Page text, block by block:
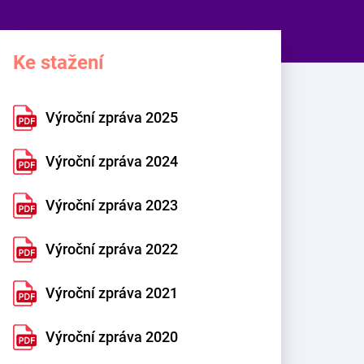
Ke stažení
Výroční zpráva 2025
Výroční zpráva 2024
Výroční zpráva 2023
Výroční zpráva 2022
Výroční zpráva 2021
Výroční zpráva 2020